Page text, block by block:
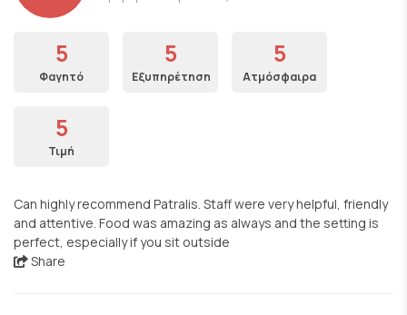
5
Φαγητό
5
Εξυπηρέτηση
5
Ατμόσφαιρα
5
Τιμή
Can highly recommend Patralis. Staff were very helpful, friendly
and attentive. Food was amazing as always and the setting is
perfect, especially if you sit outside
Share